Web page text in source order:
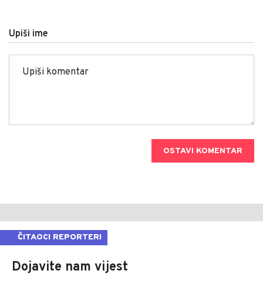
Upiši ime
OSTAVI KOMENTAR
ČITAOCI REPORTERI
Dojavite nam vijest